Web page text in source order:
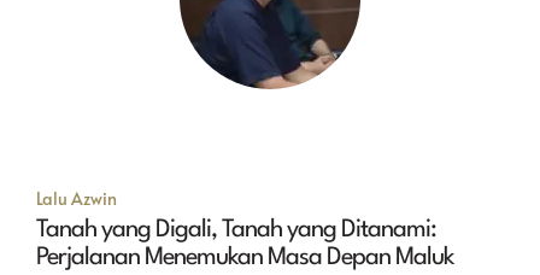
Lalu Azwin
Tanah yang Digali, Tanah yang Ditanami:
Perjalanan Menemukan Masa Depan Maluk